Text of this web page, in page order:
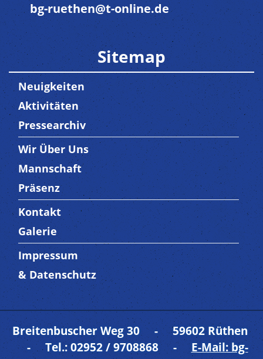
bg-ruethen@t-online.de
Sitemap
Neuigkeiten
Aktivitäten
Pressearchiv
Trenner3
Wir Über Uns
Mannschaft
Präsenz
Trenner4
Kontakt
Galerie
Trenner 5
Impressum
& Datenschutz
Breitenbuscher Weg 30 - 59602 Rüthen
- Tel.: 02952 / 9708868 - E-Mail: bg-